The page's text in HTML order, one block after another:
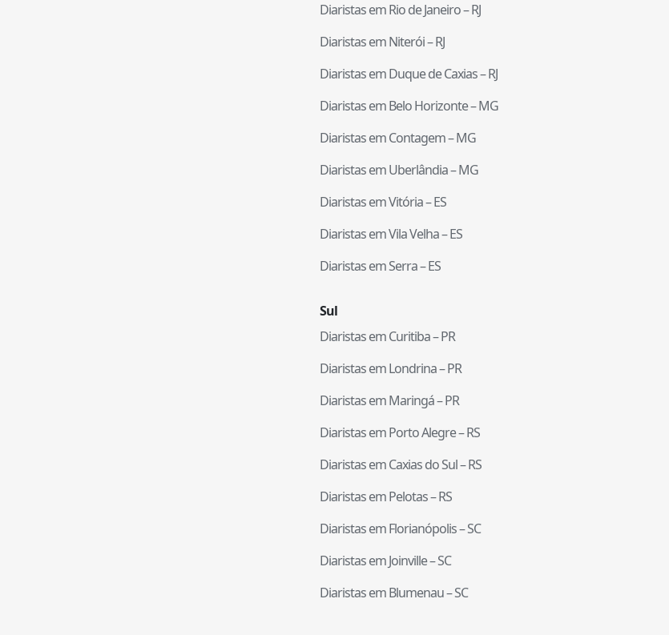
Diaristas emRio de Janeiro–RJ
Diaristas emNiterói–RJ
Diaristas emDuque de Caxias–RJ
Diaristas emBelo Horizonte–MG
Diaristas emContagem–MG
Diaristas emUberlândia–MG
Diaristas emVitória–ES
Diaristas emVila Velha–ES
Diaristas emSerra–ES
Sul
Diaristas emCuritiba–PR
Diaristas emLondrina–PR
Diaristas emMaringá–PR
Diaristas emPorto Alegre–RS
Diaristas emCaxias do Sul–RS
Diaristas emPelotas–RS
Diaristas emFlorianópolis–SC
Diaristas emJoinville–SC
Diaristas emBlumenau–SC